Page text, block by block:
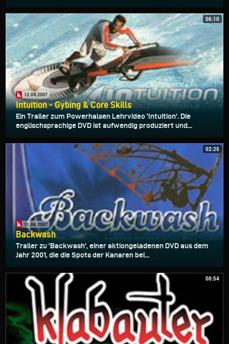
06:10
12.04.2007
Intuition - Gybing & Core Skills
Ein Trailer zum Powerhalsen Lehrvideo 'Intuition'. Die
englischsprachige DVD ist aufwendig produziert und...
02:25
11.04.2007
Backwash
Trailer zu 'Backwash', einer aktiongeladenen DVD aus dem
Jahr 2001, die die Spots der Kanaren bei...
00:54